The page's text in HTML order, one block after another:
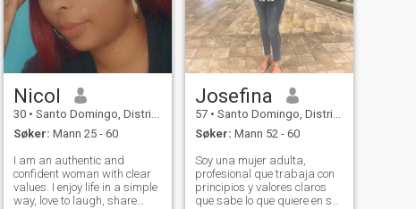
Nicol
30 • Santo Domingo, Distrito Nacional, Den Dominikanske Rep.
Søker: Mann 25 - 60
I am an authentic and
confident woman with clear
values. I enjoy life in a simple
way, love to laugh, share
Josefina
57 • Santo Domingo, Distrito Nacional, Den Dominikanske Rep.
Søker: Mann 52 - 60
Soy una mujer adulta,
profesional que trabaja con
principios y valores claros
que sabe lo que quiere en su